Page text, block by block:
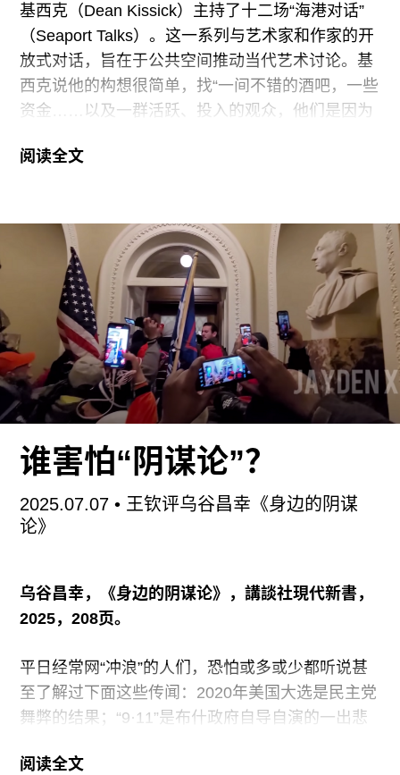
基西克（Dean Kissick）主持了十二场“海港对话”
（Seaport Talks）。这一系列与艺术家和作家的开
放式对话，旨在于公共空间推动当代艺术讨论。基
西克说他的构想很简单，找“一间不错的酒吧，一些
资金……以及一群活跃、投入的观众，他们是因为
事，在交谈中勾勒当代艺术景观，回顾过往的失望
与遗憾，也展望新的艺术可能性。这些活动更像是
闲聊而非讲座，没有留下任何录音记录，参与者被
鼓励即兴发挥，甚至提出具有争议的观点。活动的
成功不仅以思想交流为衡量标准，也体现在社交层
面——如果当晚的主题能促成志趣相投的陌生人之
间的相识、攀谈甚至热烈讨论，那就算是达成了目
的。
在当代艺术领域充斥着说教式、乏善可陈的播客、
显得分外清新。参与嘉宾包括评论家（如肖恩·塔托
尔 [Sean Tatol] 和本·戴维斯 [Ben Davis]）、艺术
亚历山大·舒兰 [Alexander Shulan]）、艺术家（贾
米安·朱利亚诺-维拉尼 [Jamian Juliano-Villani] 和
阅读全文
谁害怕“阴谋论”？
2025.07.07• 王钦评乌谷昌幸《身边的阴谋
论》
乌谷昌幸，《身边的阴谋论》，講談社現代新書，
2025，208页。
平日经常网“冲浪”的人们，恐怕或多或少都听说甚
至了解过下面这些传闻：2020年美国大选是民主党
舞弊的结果；“9·11”是布什政府自导自演的一出悲
织操纵；城市里所有的鸟类都被政府安装了监控摄
阅读全文